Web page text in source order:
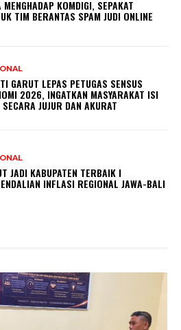
MENGHADAP KOMDIGI, SEPAKAT
TIM BERANTAS SPAM JUDI ONLINE
GARUT LEPAS PETUGAS SENSUS
2026, INGATKAN MASYARAKAT ISI
SECARA JUJUR DAN AKURAT
JADI KABUPATEN TERBAIK I
INFLASI REGIONAL JAWA-BALI